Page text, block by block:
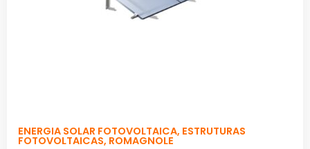
ENERGIA SOLAR FOTOVOLTAICA, ESTRUTURAS
FOTOVOLTAICAS, ROMAGNOLE